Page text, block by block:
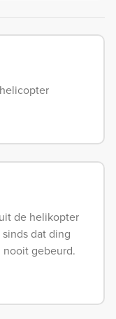
de helikopter
dat ding
gebeurd.